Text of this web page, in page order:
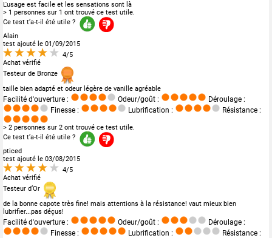
L'usage est facile et les sensations sont là
> 1 personnes sur 1 ont trouvé ce test utile.
Ce test t’a-t-il été utile ?
Alain
test ajouté le 01/09/2015
4/5
Achat vérifié
Testeur de Bronze
taille bien adapté et odeur légère de vanille agréable
Facilité d'ouverture : Odeur/goût :
Déroulage :
Finesse :
Lubrification : Résistance :
> 2 personnes sur 2 ont trouvé ce test utile.
Ce test t’a-t-il été utile ?
pticed
test ajouté le 03/08/2015
4/5
Achat vérifié
Testeur d’Or
de la bonne capote très fine! mais attentions à la résistance! vaut mieux bien
lubrifier...pas déçus!
Facilité d'ouverture : Odeur/goût :
Déroulage :
Finesse :
Lubrification : Résistance :